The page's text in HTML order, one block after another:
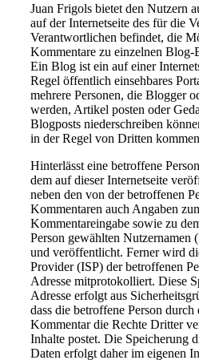
Juan Frigols bietet den Nutzern
auf der Internetseite des für die
Verantwortlichen befindet, die
Kommentare zu einzelnen Blog-
Ein Blog ist ein auf einer
Regel öffentlich einsehbares
mehrere Personen, die Blogger
werden, Artikel posten oder
Blogposts niederschreiben
in der Regel von Dritten
Hinterlässt eine betroffene
dem auf dieser Internetseite
neben den von der betroffenen
Kommentaren auch Angaben
Kommentareingabe sowie zu
Person gewählten Nutzernamen
und veröffentlicht. Ferner wird
Provider (ISP) der betroffenen
Adresse mitprotokolliert. Diese
Adresse erfolgt aus
dass die betroffene Person durch
Kommentar die Rechte Dritter
Inhalte postet. Die Speicherung
Daten erfolgt daher im eigenen